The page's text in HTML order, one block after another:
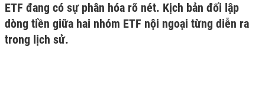
ETF đang có sự phân hóa rõ nét. Kịch bản đối lập
dòng tiền giữa hai nhóm ETF nội ngoại từng diễn ra
trong lịch sử.